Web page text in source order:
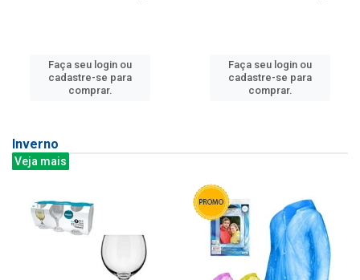
Faça seu login ou
cadastre-se para
comprar.
Faça seu login ou
cadastre-se para
comprar.
Inverno
Veja mais